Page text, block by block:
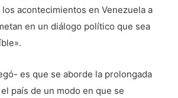
acontecimientos en Venezuela a
en un diálogo político que sea
es que se aborde la prolongada
país de un modo en que se